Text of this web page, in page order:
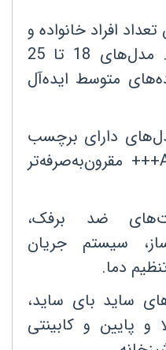
افراد خانواده و
نیاز ذخیره‌سازی. مدل‌های 18 تا 25
متوسط ایده‌آل
دارای برچسب
مقرون‌به‌صرفه‌تر
ضد برفک،
سیستم جریان
دما.
ساید بای ساید،
و پایین و کابینتی